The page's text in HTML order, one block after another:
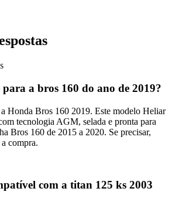
para a bros 160 do ano de 2019?
Honda Bros 160 2019. Este modelo Heliar
tecnologia AGM, selada e pronta para
Bros 160 de 2015 a 2020. Se precisar,
compra.
com a titan 125 ks 2003